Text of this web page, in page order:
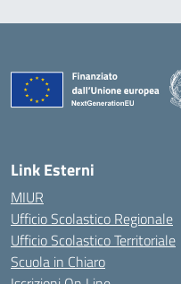
Link Esterni
MIUR
Ufficio Scolastico Regionale
Ufficio Scolastico Territoriale
Scuola in Chiaro